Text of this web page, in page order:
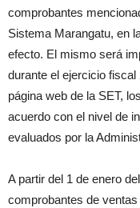
comprobantes
Sistema Marangatu, en
efecto. El mismo será
durante el ejercicio
página web de la SET,
acuerdo con el nivel de
evaluados por la
A partir del 1 de enero
comprobantes de